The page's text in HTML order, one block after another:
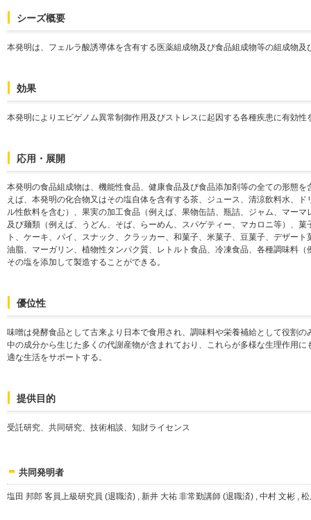
シーズ概要
本発明は、フェルラ酸誘導体を含有する医薬組成物及び食品組成物等の組成物
効果
本発明によりエビゲノム異常制御作用及びストレスに起因する各種疾患に有効
応用・展開
本発明の食品組成物は、機能性食品、健康食品及び食品添加剤等の全ての形態
えば、本発明の化合物又はその塩自体を含有する茶、ジュース、清涼飲料水、
ル性飲料を含む）、果実の加工食品（例えば、果物缶詰、瓶詰、ジャム、マー
及び麺類（例えば、うどん、そば、らーめん、スパゲティー、マカロニ等）、
ト、ケーキ、パイ、スナック、クラッカー、和菓子、米菓子、豆菓子、デザー
油脂、マーガリン、植物性タンパク質、レトルト食品、冷凍食品、各種調味料
その塩を添加して製造することができる。
優位性
味噌は発酵食品として古来より日本で食用され、調味料や栄養補給として役割
中の成分から生じた多くの代謝産物が含まれており、これらが多様な生理作用
適な生活をサポートする。
提供目的
受託研究、共同研究、技術相談、知財ライセンス
共同発明者
塩田 邦郎 客員上級研究員 (退職済) , 新井 大祐 非常勤講師 (退職済) , 中村 文彬 ,